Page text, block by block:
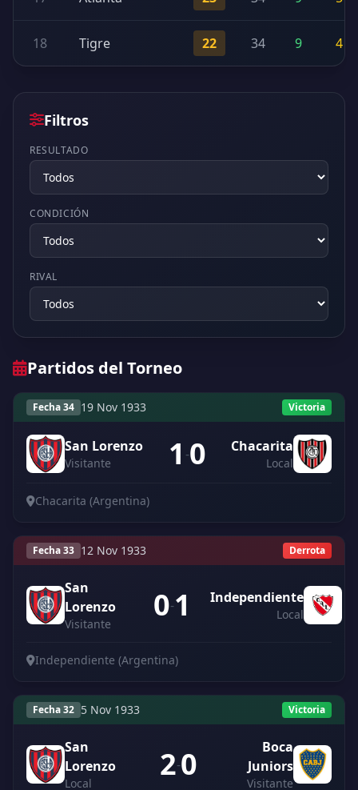
18 Tigre 22 34 9 4
Filtros
RESULTADO
CONDICIÓN
RIVAL
Partidos del Torneo
Fecha 34 19 Nov 1933 Victoria
San Lorenzo
Visitante 1 -0 Chacarita
Local
Chacarita (Argentina)
Fecha 33 12 Nov 1933 Derrota
San
Lorenzo
Visitante 0-1 Independiente
Local
Independiente (Argentina)
Fecha 32 5 Nov 1933 Victoria
San
Lorenzo
Local 2-0
Boca
Juniors
Visitante